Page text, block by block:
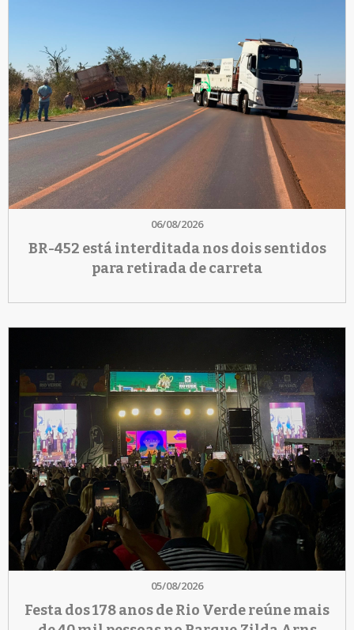
06/08/2026
BR-452 está interditada nos dois sentidos
para retirada de carreta
05/08/2026
Festa dos 178 anos de Rio Verde reúne mais